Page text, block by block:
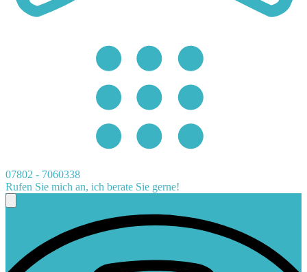
07802 - 7060338
Rufen Sie mich an, ich berate Sie gerne!